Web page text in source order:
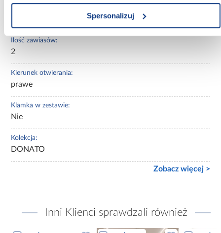
Spersonalizuj
Ilość zawiasów:
2
Kierunek otwierania:
prawe
Klamka w zestawie:
Nie
Kolekcja:
DONATO
Zobacz więcej >
Inni Klienci sprawdzali również